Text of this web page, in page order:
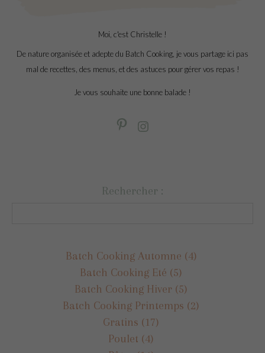
Moi, c'est Christelle !
De nature organisée et adepte du Batch Cooking, je vous partage ici pas
mal de recettes, des menus, et des astuces pour gérer vos repas !
Je vous souhaite une bonne balade !
Rechercher :
Batch Cooking Automne (4)
Batch Cooking Eté (5)
Batch Cooking Hiver (5)
Batch Cooking Printemps (2)
Gratins (17)
Poulet (4)